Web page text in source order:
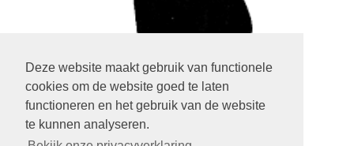
Deze website maakt gebruik van functionele
cookies om de website goed te laten
functioneren en het gebruik van de website
te kunnen analyseren.
klik op het plaatje
LOGIN EXTRANET
KLIK HIER